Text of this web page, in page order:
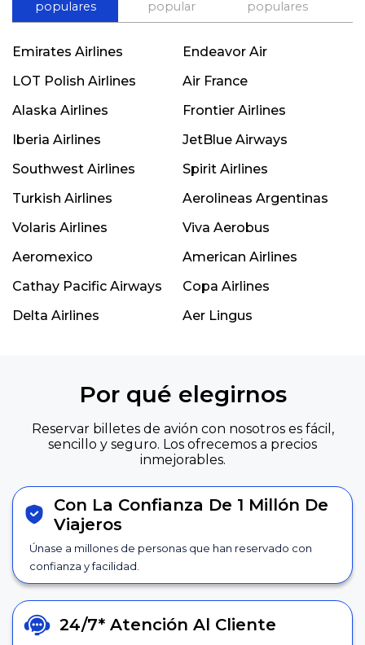
populares popular populares
Emirates Airlines
Endeavor Air
LOT Polish Airlines
Air France
Alaska Airlines
Frontier Airlines
Iberia Airlines
JetBlue Airways
Southwest Airlines
Spirit Airlines
Turkish Airlines
Aerolineas Argentinas
Volaris Airlines
Viva Aerobus
Aeromexico
American Airlines
Cathay Pacific Airways
Copa Airlines
Delta Airlines
Aer Lingus
Por qué elegirnos
Reservar billetes de avión con nosotros es fácil,
sencillo y seguro. Los ofrecemos a precios
inmejorables.
Con La Confianza De 1 Millón De
Viajeros
Únase a millones de personas que han reservado con
confianza y facilidad.
24/7* Atención Al Cliente